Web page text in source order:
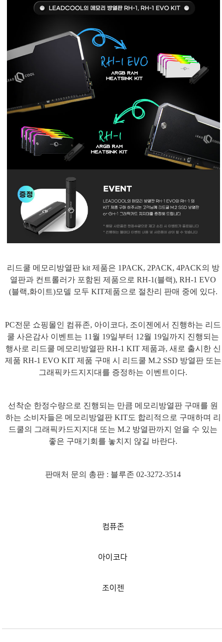
리드쿨 메모리방열판 kit 제품은 1PACK, 2PACK, 4PACK의 방
열판과 컨트롤러가 포함된 제품으로RH-1(블랙), RH-1 EVO
(블랙,화이트)모델 모두 KIT제품으로 절찬리 판매 중에 있다.
PC전문 쇼핑몰인 컴퓨존, 아이코다, 조이젠에서 진행하는 리드
쿨 사은감사 이벤트는 11 월 19일부터 12월 19일까지 진행되는
행사로 리드쿨 메모리방열판 RH-1 KIT 제품과, 새로 출시한 신
제품 RH-1 EVO KIT 제품 구매 시 리드쿨 M.2 SSD 방열판 또는
그래픽카드지지대를 증정하는 이벤트이다.
선착순 한정수량으로 진행되는 만큼 메모리방열판 구매를 원
하는 소비자들은 메모리방열판 KIT도 합리적으로 구매하며 리
드쿨의 그래픽카드지지대 또는M.2 방열판까지 얻을 수 있는
좋은 구매기회를 놓치지 않길 바란다.
판매처 문의 총판 : 블루존02-3272-3514
컴퓨존
아이코다
조이젠